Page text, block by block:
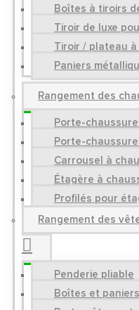
Boîtes à tiroirs
Tiroir de luxe
Tiroir / plateau à
Paniers
Rangement des
Porte-
Porte-
Carrousel à
Étagère à
Profilés pour
Rangement des
Penderie pliable
Boîtes et